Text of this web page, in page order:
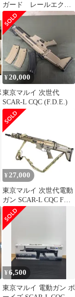
ガード レールエクス
テンション
¥20,000
東京マルイ 次世代
SCAR-L CQC (F.D.E.)
¥ 27,000
東京マルイ 次世代電動
ガン SCAR-L CQC FDE
MK16 スカーL
¥6,500
東京マルイ 電動ガン ボ